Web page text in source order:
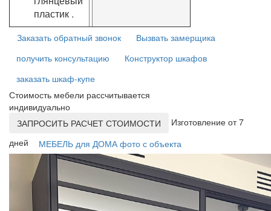
пластик .
Заказать обратный звонок
Вызвать замерщика
получить консультацию
Конструктор шкафов
заказать шкаф-купе
Стоимость мебели рассчитывается
индивидуально
ЗАПРОСИТЬ РАСЧЕТ СТОИМОСТИ
Изготовление от 7
дней
МЕБЕЛЬ для ДОМА фото с объекта